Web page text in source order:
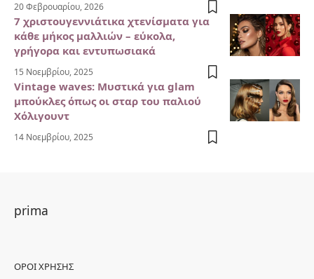
20 Φεβρουαρίου, 2026
7 χριστουγεννιάτικα χτενίσματα για
κάθε μήκος μαλλιών – εύκολα,
γρήγορα και εντυπωσιακά
15 Νοεμβρίου, 2025
Vintage waves: Μυστικά για glam
μπούκλες όπως οι σταρ του παλιού
Χόλιγουντ
14 Νοεμβρίου, 2025
prima
ΌΡΟΙ ΧΡΉΣΗΣ